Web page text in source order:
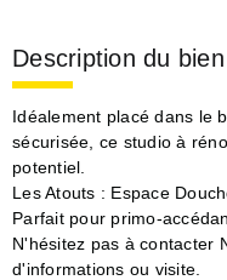
Description du bien
Idéalement placé dans le
sécurisée, ce studio à
potentiel.
Les Atouts : Espace
Parfait pour primo-
N'hésitez pas à contacter
d'informations ou visite.